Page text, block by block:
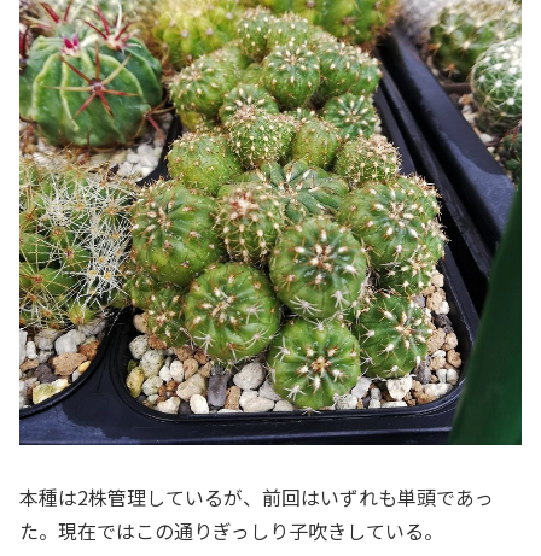
本種は2株管理しているが、前回はいずれも単頭であっ
た。現在ではこの通りぎっしり子吹きしている。